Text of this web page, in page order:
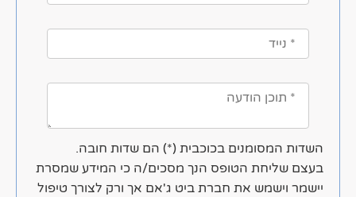
השדות המסומנים בכוכבית (*) הם שדות חובה.
בעצם שליחת הטופס הנך מסכים/ה כי המידע שמסרת
יישמר וישמש את חברת ביט ג'אם אך ורק לצורך טיפול